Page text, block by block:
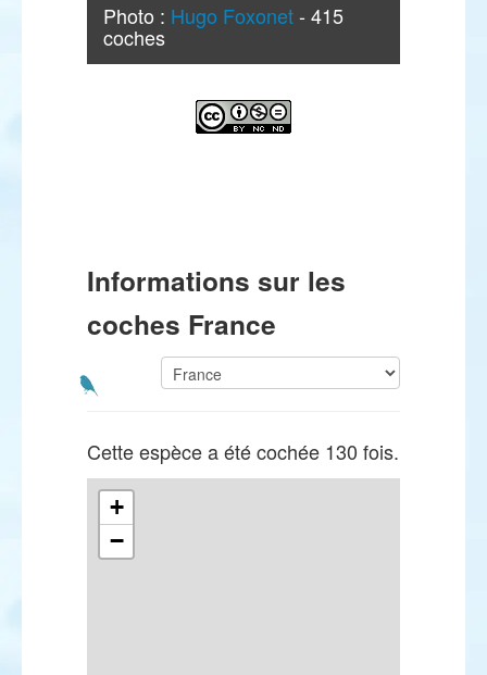
Photo : Hugo Foxonet- 415
coches
Informations sur les
coches France
Cette espèce a été cochée 130 fois.
+
−